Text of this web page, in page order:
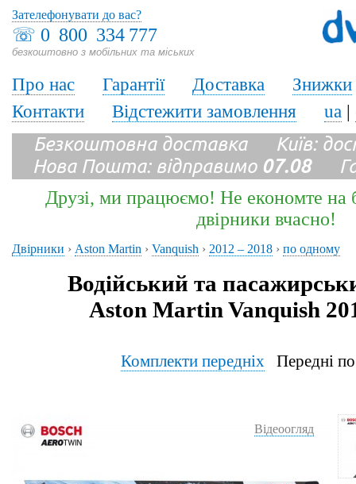
☏ 0 800 334 777
безкоштовно з мобільних та міських
Зателефонувати до вас?
Про нас Гарантії Доставка
Знижки
Контакти
Відстежити замовлення ua |
Безкоштовна доставка Київ:
Нова Пошта: відправимо 07.08
Друзі, ми працюємо! Не економте на
двірники вчасно!
Двірники › Aston Martin › Vanquish › 2012 – 2018 › по одному
Водійський та
Aston Martin Vanquish
Комплекти передніхПередні
Відеоогляд